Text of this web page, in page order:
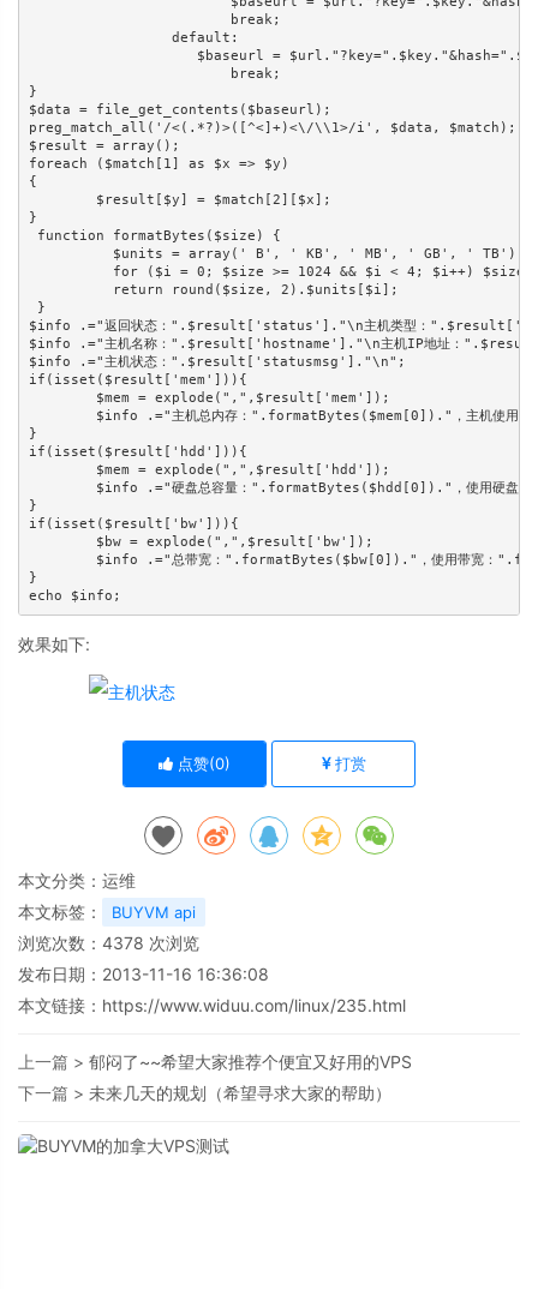
}
$data = file_get_contents($baseurl);
preg_match_all('/<(.*?)>([^<]+)<\/\\1>/i', $data, $match);
$result = array();
foreach ($match[1] as $x => $y)
{
}
function formatBytes($size) {
}
$info .="返回状态：".$result['status']."\n主机类型：
$info .="主机名称：".$result['hostname']."\n主机IP地址：
$info .="主机状态：".$result['statusmsg']."\n";
if(isset($result['mem'])){
}
if(isset($result['hdd'])){
}
if(isset($result['bw'])){
}
效果如下:
点赞(0) 打赏
本文分类： 运维
本文标签：
BUYVM api
浏览次数： 4378 次浏览
发布日期：2013-11-16 16:36:08
本文链接： https://www.widuu.com/linux/235.html
上一篇 > 郁闷了~~希望大家推荐个便宜又好用的VPS
下一篇 > 未来几天的规划（希望寻求大家的帮助）